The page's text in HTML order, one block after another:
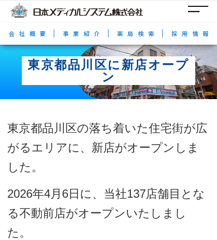
へ
ョ
会社概要 事業紹介 薬局検索 採用情報
東京都品川区に新店オープ
ン
東京都品川区の落ち着いた住宅街が広
がるエリアに、新店がオープンしま
した。
2026年4月6日に、当社137店舗目とな
る不動前店がオープンいたしまし
た。